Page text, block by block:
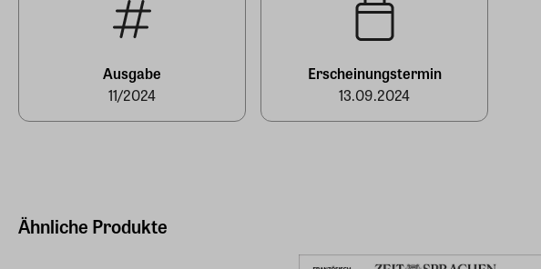
Ausgabe
11/2024
Erscheinungstermin
13.09.2024
Ähnliche Produkte